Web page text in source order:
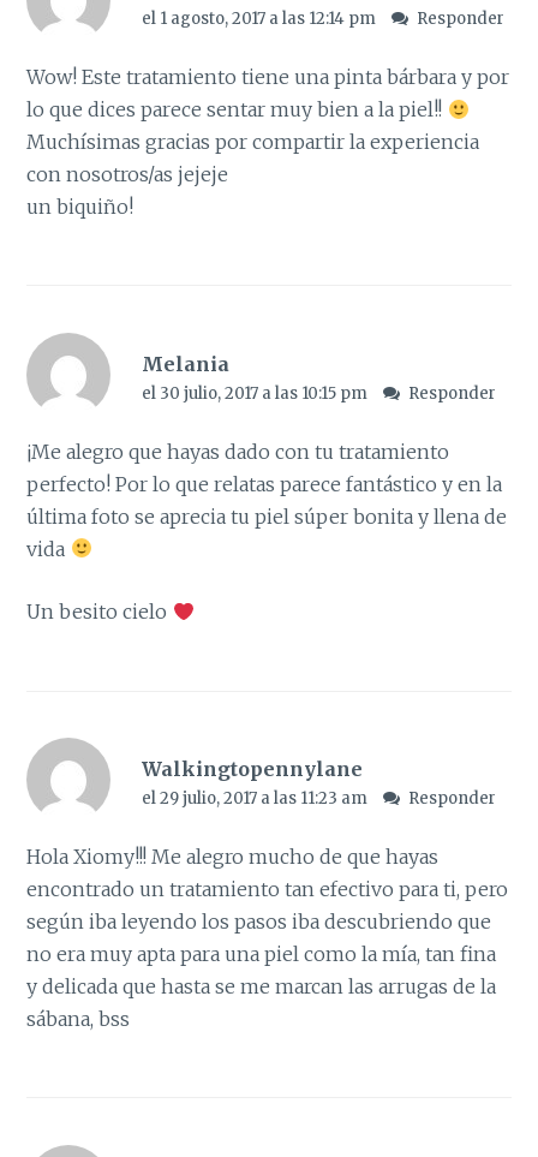
el 1 agosto, 2017 a las 12:14 pm Responder
Wow! Este tratamiento tiene una pinta bárbara y por
lo que dices parece sentar muy bien a la piel!!
Muchísimas gracias por compartir la experiencia
con nosotros/as jejeje
un biquiño!
Melania
el 30 julio, 2017 a las 10:15 pm Responder
¡Me alegro que hayas dado con tu tratamiento
perfecto! Por lo que relatas parece fantástico y en la
última foto se aprecia tu piel súper bonita y llena de
vida
Un besito cielo
Walkingtopennylane
el 29 julio, 2017 a las 11:23 am Responder
Hola Xiomy!!! Me alegro mucho de que hayas
encontrado un tratamiento tan efectivo para ti, pero
según iba leyendo los pasos iba descubriendo que
no era muy apta para una piel como la mía, tan fina
y delicada que hasta se me marcan las arrugas de la
sábana, bss